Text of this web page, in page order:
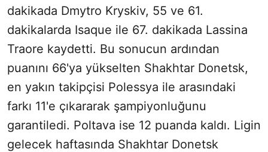
dakikada Dmytro Kryskiv, 55 ve 61.
dakikalarda Isaque ile 67. dakikada Lassina
Traore kaydetti. Bu sonucun ardından
puanını 66'ya yükselten Shakhtar Donetsk,
en yakın takipçisi Polessya ile arasındaki
farkı 11'e çıkararak şampiyonluğunu
garantiledi. Poltava ise 12 puanda kaldı. Ligin
gelecek haftasında Shakhtar Donetsk